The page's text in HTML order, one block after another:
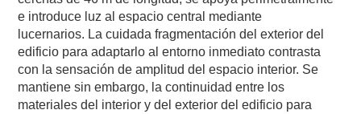
e introduce luz al espacio central mediante
lucernarios. La cuidada fragmentación del exterior del
edificio para adaptarlo al entorno inmediato contrasta
con la sensación de amplitud del espacio interior. Se
mantiene sin embargo, la continuidad entre los
materiales del interior y del exterior del edificio para